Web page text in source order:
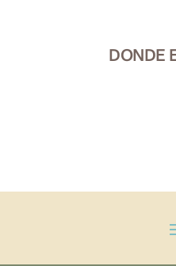
DONDE